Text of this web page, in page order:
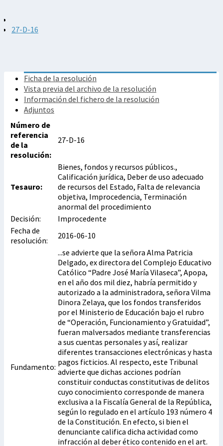
27-D-16
Ficha de la resolución
Vista previa del archivo de la resolución
Información del fichero de la resolución
Adjuntos
Número de
referencia
de la
resolución:
27-D-16
Tesauro:
Bienes, fondos y recursos públicos.,
Calificación jurídica, Deber de uso adecuado
de recursos del Estado, Falta de relevancia
objetiva, Improcedencia, Terminación
anormal del procedimiento
Decisión:
Improcedente
Fecha de
resolución:
2016-06-10
Fundamento:
...se advierte que la señora Alma Patricia
Delgado, ex directora del Complejo Educativo
Católico “Padre José María Vilaseca”, Apopa,
en el año dos mil diez, habría permitido y
autorizado a la administradora, señora Vilma
Dinora Zelaya, que los fondos transferidos
por el Ministerio de Educación bajo el rubro
de “Operación, Funcionamiento y Gratuidad”,
fueran malversados mediante transferencias
a sus cuentas personales y así, realizar
diferentes transacciones electrónicas y hasta
pagos ficticios. Al respecto, este Tribunal
advierte que dichas acciones podrían
constituir conductas constitutivas de delitos
cuyo conocimiento corresponde de manera
exclusiva a la Fiscalía General de la República,
según lo regulado en el artículo 193 número 4
de la Constitución. En efecto, si bien el
denunciante califica dicha actividad como
infracción al deber ético contenido en el art.